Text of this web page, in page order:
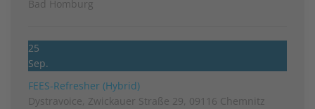
Bad Homburg
25
Sep.
FEES-Refresher (Hybrid)
Dystravoice, Zwickauer Straße 29, 09116 Chemnitz